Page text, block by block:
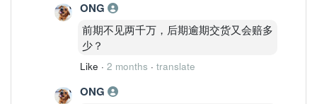
ONG
前期不见两千万，后期逾期交货又会赔多
少？
Like · 2 months · translate
ONG